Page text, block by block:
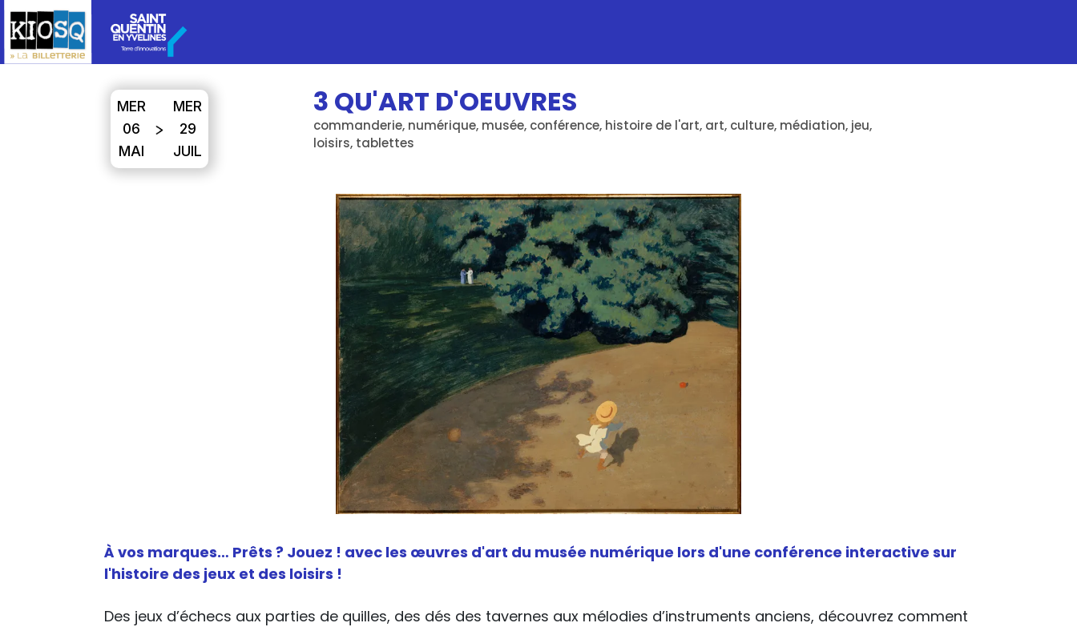
MER
06
MAI
MER
29
JUIL
3 QU'ART D'OEUVRES
commanderie, numérique, musée, conférence, histoire de l'art, art, culture, médiation, jeu,
loisirs, tablettes
À vos marques… Prêts ? Jouez ! avec les œuvres d'art du musée numérique lors d'une conférence interactive sur
l'histoire des jeux et des loisirs !
Des jeux d’échecs aux parties de quilles, des dés des tavernes aux mélodies d’instruments anciens, découvrez comment